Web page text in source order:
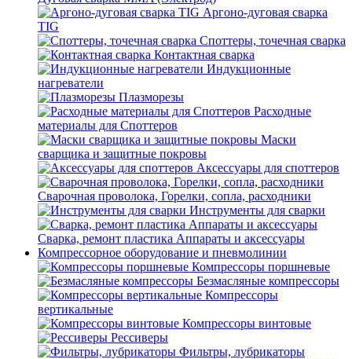
Аргоно-дуговая сварка
TIG
Споттеры, точечная сварка
Контактная сварка
Индукционные
нагреватели
Плазморезы
Расходные
материалы для Споттеров
Маски
сварщика и защитные покровы
Аксессуары для споттеров
Сварочная проволока, Горелки, сопла, расходники
Инструменты для сварки
Сварка, ремонт пластика Аппараты и аксессуары
Компрессорное оборудование и пневмолинии
Компрессоры поршневые
Безмасляные компрессоры
Компрессоры
вертикальные
Компрессоры винтовые
Рессиверы
Фильтры, лубрикаторы